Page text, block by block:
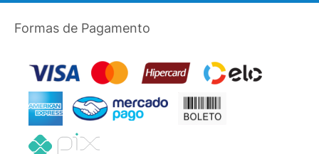
Formas de Pagamento